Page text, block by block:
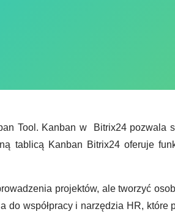
Tool. Kanban w Bitrix24 pozwala
tablicą Kanban Bitrix24 oferuje
projektów, ale tworzyć
współpracy i narzędzia HR, które